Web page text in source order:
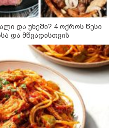
პოლარიზაციის კიდევ უფრო
საფრთხე და ...“
ვალაგებდი, ეს ამბავი
ვისთვის მეთქვა, ვის
და უხეში? 4 ოქროს წესი
და მწვადისთვის